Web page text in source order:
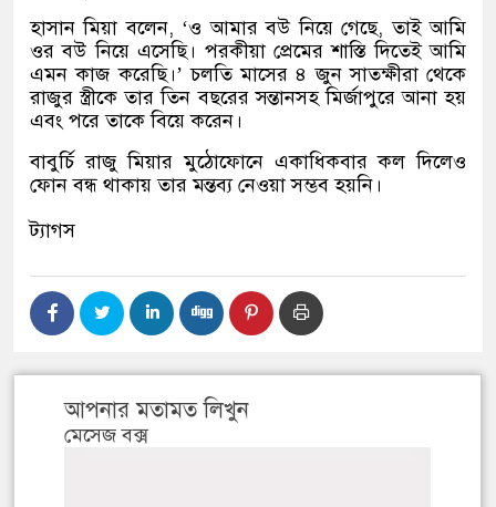
হাসান মিয়া বলেন, ‘ও আমার বউ নিয়ে গেছে,তাই আমি
ওর বউ নিয়ে এসেছি। পরকীয়া প্রেমের শাস্তি দিতেই আমি
এমন কাজ করেছি।’চলতি মাসের ৪ জুন সাতক্ষীরা থেকে
রাজুর স্ত্রীকে তার তিন বছরের সন্তানসহ মির্জাপুরে আনা হয়
এবং পরে তাকে বিয়ে করেন।
বাবুর্চি রাজু মিয়ার মুঠোফোনে একাধিকবার কল দিলেও
ফোন বন্ধ থাকায় তার মন্তব্য নেওয়া সম্ভব হয়নি।
ট্যাগস
আপনার মতামত লিখুন
মেসেজ বক্স